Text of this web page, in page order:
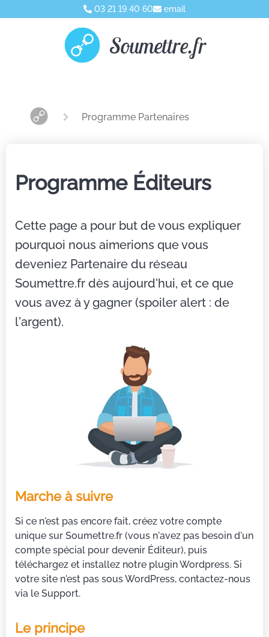
03 21 19 40 60 email
Soumettre.fr
Programme Partenaires
Programme Éditeurs
Cette page a pour but de vous expliquer
pourquoi nous aimerions que vous
deveniez Partenaire du réseau
Soumettre.fr dès aujourd'hui, et ce que
vous avez à y gagner (spoiler alert : de
l'argent).
Marche à suivre
Si ce n'est pas encore fait, créez votre compte
unique sur Soumettre.fr (vous n'avez pas besoin d'un
compte spécial pour devenir Éditeur), puis
téléchargez et installez notre plugin Wordpress. Si
votre site n'est pas sous WordPress, contactez-nous
via le Support.
Le principe